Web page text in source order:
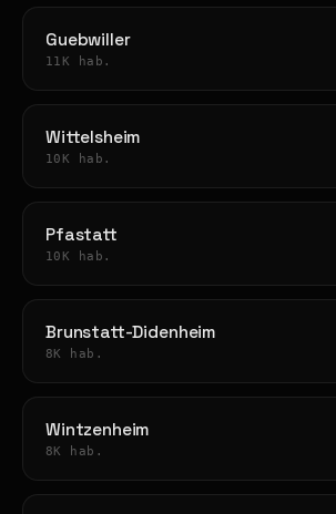
Guebwiller
11K hab.
Wittelsheim
10K hab.
Pfastatt
10K hab.
Brunstatt-Didenheim
8K hab.
Wintzenheim
8K hab.